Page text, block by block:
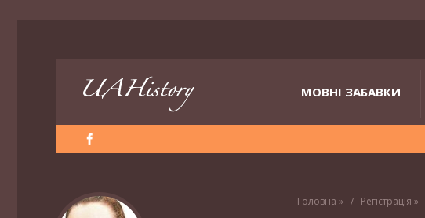
МОВНІ ЗАБАВКИ
Головна » Регістрація »